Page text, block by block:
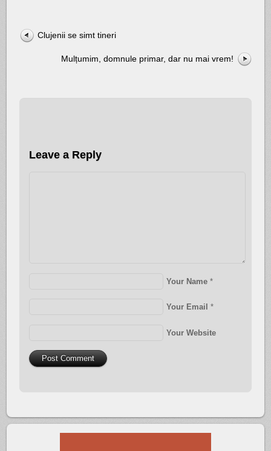
Clujenii se simt tineri
Mulțumim, domnule primar, dar nu mai vrem!
Leave a Reply
Your Name *
Your Email *
Your Website